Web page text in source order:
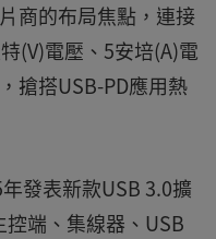
商的布局焦點，連接
(V)電壓、5安培(A)電
搶搭USB-PD應用熱
發表新款USB 3.0擴
端、集線器、USB